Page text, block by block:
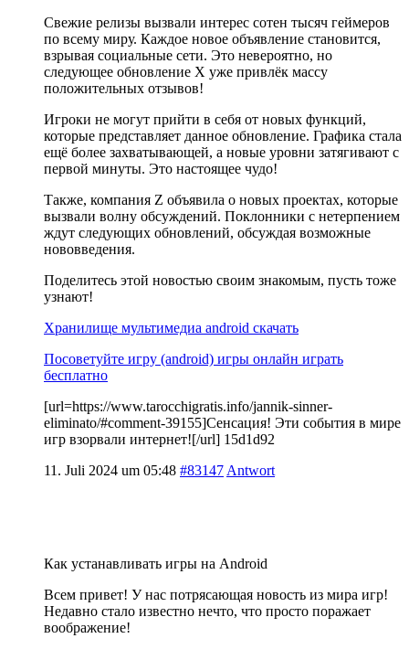
Свежие релизы вызвали интерес сотен тысяч геймеров
по всему миру. Каждое новое объявление становится,
взрывая социальные сети. Это невероятно, но
следующее обновление X уже привлёк массу
положительных отзывов!
Игроки не могут прийти в себя от новых функций,
которые представляет данное обновление. Графика стала
ещё более захватывающей, а новые уровни затягивают с
первой минуты. Это настоящее чудо!
Также, компания Z объявила о новых проектах, которые
вызвали волну обсуждений. Поклонники с нетерпением
ждут следующих обновлений, обсуждая возможные
нововведения.
Поделитесь этой новостью своим знакомым, пусть тоже
узнают!
Хранилище мультимедиа android скачать
Посоветуйте игру (android) игры онлайн играть
бесплатно
[url=https://www.tarocchigratis.info/jannik-sinner-
eliminato/#comment-39155]Сенсация! Эти события в мире
игр взорвали интернет![/url] 15d1d92
11. Juli 2024 um 05:48 #83147 Antwort
Как устанавливать игры на Android
Всем привет! У нас потрясающая новость из мира игр!
Недавно стало известно нечто, что просто поражает
воображение!